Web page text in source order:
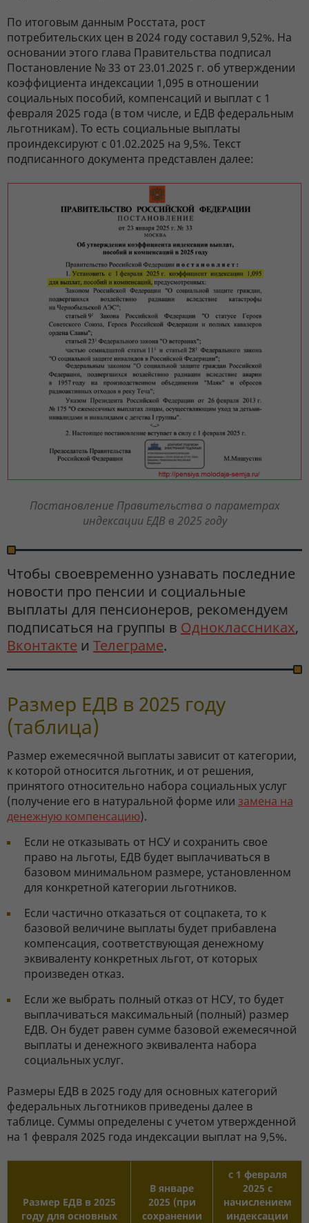
По итоговым данным Росстата, рост
потребительских цен в 2024 году составил 9,52%. На
основании этого глава Правительства подписал
Постановление № 33 от 23.01.2025 г. об утверждении
коэффициента индексации 1,095 в отношении
социальных пособий, компенсаций и выплат с 1
февраля 2025 года (в том числе, и ЕДВ федеральным
льготникам). То есть социальные выплаты
проиндексируют с 01.02.2025 на 9,5%. Текст
подписанного документа представлен далее:
Постановление Правительства о параметрах
индексации ЕДВ в 2025 году
Чтобы своевременно узнавать последние
новости про пенсии и социальные
выплаты для пенсионеров, рекомендуем
подписаться на группы в Одноклассниках,
Вконтакте и Телеграме.
Размер ЕДВ в 2025 году
(таблица)
Размер ежемесячной выплаты зависит от категории,
к которой относится льготник, и от решения,
принятого относительно набора социальных услуг
(получение его в натуральной форме или замена на
денежную компенсацию).
Если не отказывать от НСУ и сохранить свое
право на льготы, ЕДВ будет выплачиваться в
базовом минимальном размере, установленном
для конкретной категории льготников.
Если частично отказаться от соцпакета, то к
базовой величине выплаты будет прибавлена
компенсация, соответствующая денежному
эквиваленту конкретных льгот, от которых
произведен отказ.
Если же выбрать полный отказ от НСУ, то будет
выплачиваться максимальный (полный) размер
ЕДВ. Он будет равен сумме базовой ежемесячной
выплаты и денежного эквивалента набора
социальных услуг.
Размеры ЕДВ в 2025 году для основных категорий
федеральных льготников приведены далее в
таблице. Суммы определены с учетом утвержденной
на 1 февраля 2025 года индексации выплат на 9,5%.
Размер ЕДВ в 2025
году для основных
В январе
2025 (при
сохранении
с 1 февраля
2025 с
начислением
индексации